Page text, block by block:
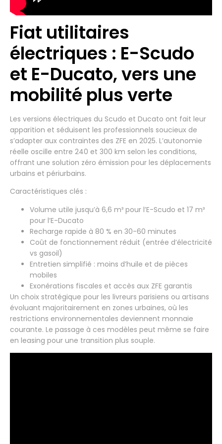
Fiat utilitaires
électriques : E-Scudo
et E-Ducato, vers une
mobilité plus verte
Les versions électriques du Scudo et Ducato ont fait leur
apparition et séduisent les professionnels soucieux de
s’adapter aux contraintes des ZFE en 2025. L’autonomie
réelle oscille entre 240 et 300 km selon les conditions,
offrant une solution zéro émission pour les déplacements
urbains et périurbains.
Caractéristiques clés :
Volume utile jusqu’à 6,6 m³ pour l’E-Scudo et 17 m³
pour l’E-Ducato
Recharge rapide à 80 % en 30-60 minutes
Coût de fonctionnement réduit (entrée d’électricité
vs gasoil)
Entretien simplifié : moins d’huile et de pièces
mobiles
Exonérations fiscales et accès aux ZFE garantis
Un choix stratégique pour les livreurs parisiens ou artisans
évoluant majoritairement en zones urbaines, où les
restrictions environnementales deviennent monnaie
courante. Le passage à ces modèles peut même se faire
en leasing pour une transition plus souple.